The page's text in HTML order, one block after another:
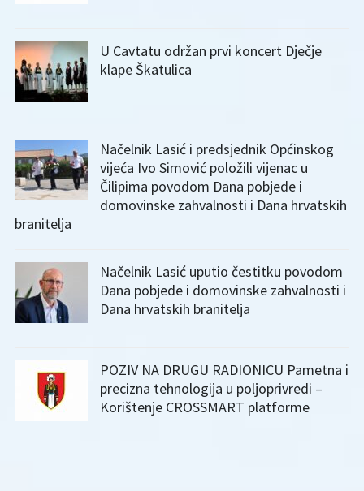
U Cavtatu održan prvi koncert Dječje
klape Škatulica
Načelnik Lasić i predsjednik Općinskog
vijeća Ivo Simović položili vijenac u
Čilipima povodom Dana pobjede i
domovinske zahvalnosti i Dana hrvatskih
branitelja
Načelnik Lasić uputio čestitku povodom
Dana pobjede i domovinske zahvalnosti i
Dana hrvatskih branitelja
POZIV NA DRUGU RADIONICU Pametna i
precizna tehnologija u poljoprivredi –
Korištenje CROSSMART platforme